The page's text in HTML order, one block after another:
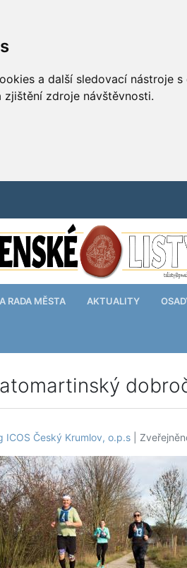
a další sledovací nástroje
zdroje návštěvnosti.
RADA MĚSTA AKTUALITY
ICOS Český Krumlov, o.p.s |